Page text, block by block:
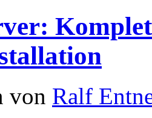
von Ralf